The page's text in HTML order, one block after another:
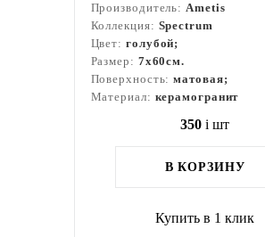
Производитель:Ametis
Коллекция: Spectrum
Цвет: голубой;
Размер: 7x60см.
Поверхность:матовая;
Материал: керамогранит
350 i шт
В КОРЗИНУ
Купить в 1 клик